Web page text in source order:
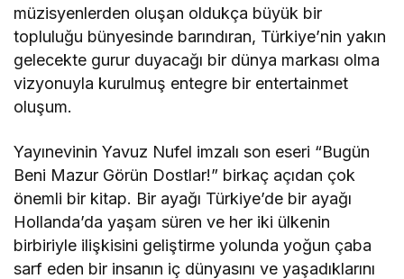
müzisyenlerden oluşan oldukça büyük bir
topluluğu bünyesinde barındıran, Türkiye’nin yakın
gelecekte gurur duyacağı bir dünya markası olma
vizyonuyla kurulmuş entegre bir entertainmet
oluşum.
Yayınevinin Yavuz Nufel imzalı son eseri “Bugün
Beni Mazur Görün Dostlar!” birkaç açıdan çok
önemli bir kitap. Bir ayağı Türkiye’de bir ayağı
Hollanda’da yaşam süren ve her iki ülkenin
birbiriyle ilişkisini geliştirme yolunda yoğun çaba
sarf eden bir insanın iç dünyasını ve yaşadıklarını